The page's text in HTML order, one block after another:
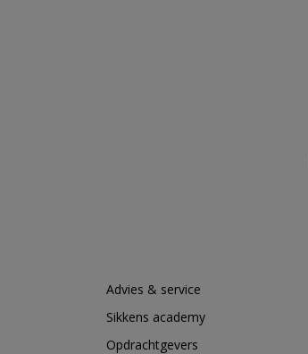
Advies & service
Sikkens academy
Opdrachtgevers